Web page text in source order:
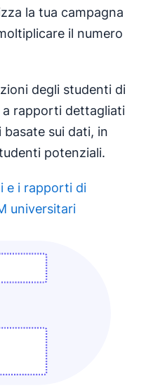
la tua campagna
il numero
degli studenti di
a rapporti dettagliati
sui dati, in
potenziali.
e i rapporti di
universitari